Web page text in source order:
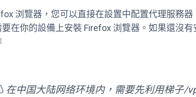
浏覽器，您可以直接在設置中配置代理服務器
在你的設備上安裝 Firefox 浏覽器。如果還沒有
中国大陆网络环境内，需要先利用梯子/